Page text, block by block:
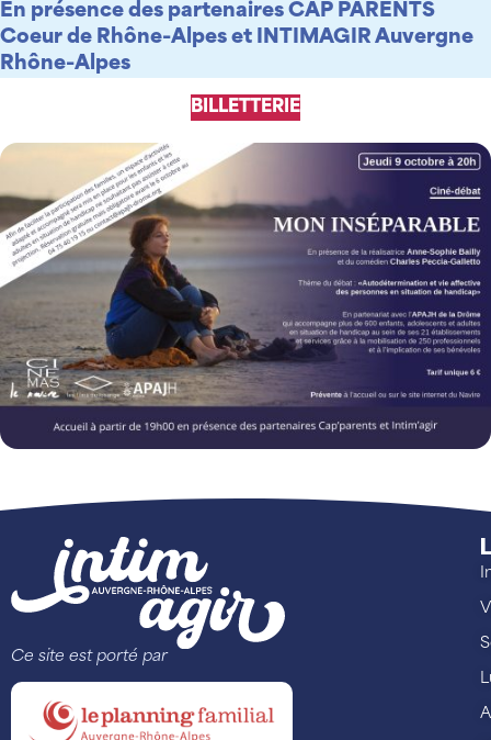
En présence des partenaires CAP PARENTS
Coeur de Rhône-Alpes et INTIMAGIR Auvergne
Rhône-Alpes
BILLETTERIE
Ce site est porté par